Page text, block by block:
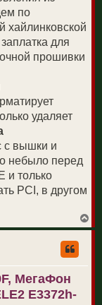
по
хайлинковской
для
прошивки
удаляет
с вышки и
небыло перед
и только
PCI, в другом
е
МегаФон
E3372h-